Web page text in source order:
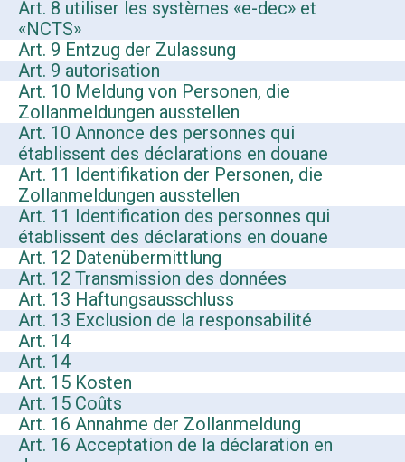
Art. 8 utiliser les systèmes «e-dec» et
«NCTS»
Art. 9 Entzug der Zulassung
Art. 9 autorisation
Art. 10 Meldung von Personen, die
Zollanmeldungen ausstellen
Art. 10 Annonce des personnes qui
établissent des déclarations en douane
Art. 11 Identifikation der Personen, die
Zollanmeldungen ausstellen
Art. 11 Identification des personnes qui
établissent des déclarations en douane
Art. 12 Datenübermittlung
Art. 12 Transmission des données
Art. 13 Haftungsausschluss
Art. 13 Exclusion de la responsabilité
Art. 14
Art. 14
Art. 15 Kosten
Art. 15 Coûts
Art. 16 Annahme der Zollanmeldung
Art. 16 Acceptation de la déclaration en